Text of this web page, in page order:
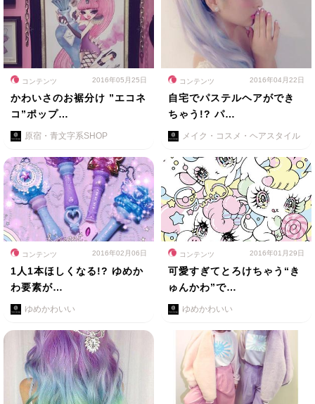
コンテンツ 2016年05月25日
かわいさのお裾分け ”エコネ
コ”ポップ…
原宿・青文字系SHOP
コンテンツ 2016年04月22日
自宅でパステルヘアができ
ちゃう!? パ…
メイク・コスメ・ヘアスタイル
コンテンツ 2016年02月06日
1人1本ほしくなる!? ゆめか
わ要素が…
ゆめかわいい
コンテンツ 2016年01月29日
可愛すぎてとろけちゃう“き
ゅんかわ”で…
ゆめかわいい